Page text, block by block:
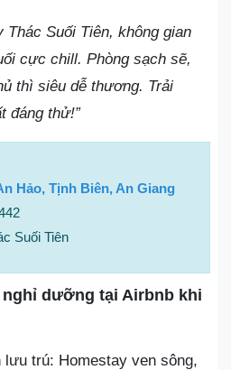
Thác Suối Tiên, không gian
cực chill. Phòng sạch sẽ,
thì siêu dễ thương. Trải
đáng thử!”
Hảo, Tịnh Biên, An Giang
Suối Tiên
dưỡng tại Airbnb khi
trú: Homestay ven sông,